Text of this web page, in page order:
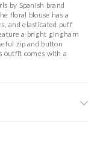
by Spanish brand
floral blouse has a
and elasticated puff
a bright gingham
zip and button
outfit comes with a